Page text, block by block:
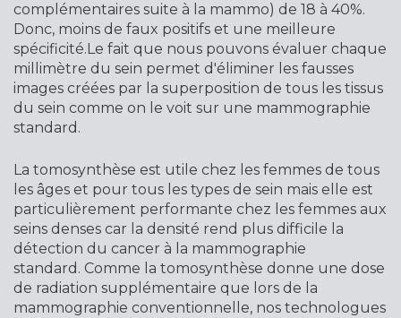
complémentaires suite à la mammo) de 18 à 40%.
Donc, moins de faux positifs et une meilleure
spécificité.Le fait que nous pouvons évaluer chaque
millimètre du sein permet d'éliminer les fausses
images créées par la superposition de tous les tissus
du sein comme on le voit sur une mammographie
standard.
La tomosynthèse est utile chez les femmes de tous
les âges et pour tous les types de sein mais elle est
particulièrement performante chez les femmes aux
seins denses car la densité rend plus difficile la
détection du cancer à la mammographie
standard. Comme la tomosynthèse donne une dose
de radiation supplémentaire que lors de la
mammographie conventionnelle, nos technologues